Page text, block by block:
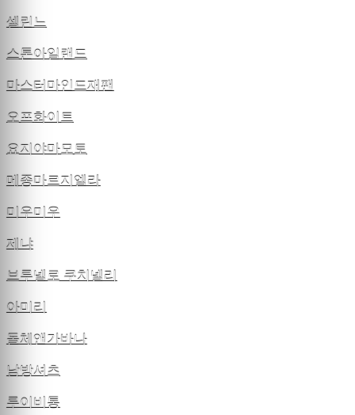
셀린느
스톤아일랜드
마스터마인드재팬
오프화이트
요지야마모토
메종마르지엘라
미우미우
제냐
브루넬로 쿠치넬리
아미리
돌체앤가바나
남방셔츠
루이비통